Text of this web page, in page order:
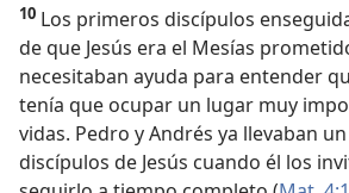
10 Los primeros discípulos
de que Jesús era el Mesías
necesitaban ayuda para entender
tenía que ocupar un lugar muy
vidas. Pedro y Andrés ya llevaban
discípulos de Jesús cuando él los